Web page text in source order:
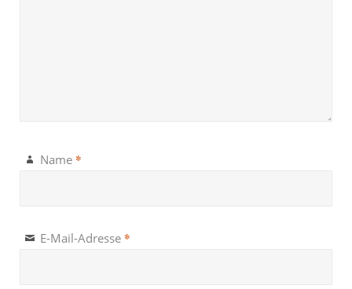
Name *
E-Mail-Adresse *